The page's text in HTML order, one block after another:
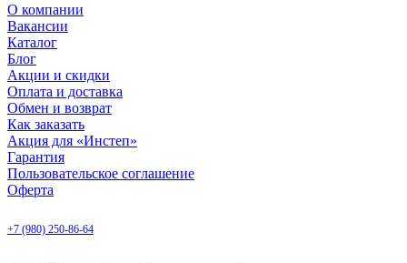
О компании
Вакансии
Каталог
Блог
Акции и скидки
Оплата и доставка
Обмен и возврат
Как заказать
Акция для «Инстеп»
Гарантия
Пользовательское соглашение
Оферта
+7 (980) 250-86-64